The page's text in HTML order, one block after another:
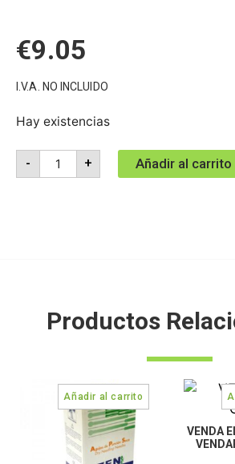
€9.05
I.V.A. NO INCLUIDO
Hay existencias
- + Añadir al carrito
Productos
VENDA